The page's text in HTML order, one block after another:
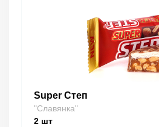
Super Степ
"Славянка"
2 шт